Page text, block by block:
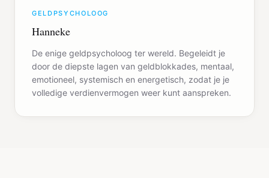
Hanneke
De enige geldpsycholoog ter wereld. Begeleidt je
door de diepste lagen van geldblokkades, mentaal,
emotioneel, systemisch en energetisch, zodat je je
volledige verdienvermogen weer kunt aanspreken.